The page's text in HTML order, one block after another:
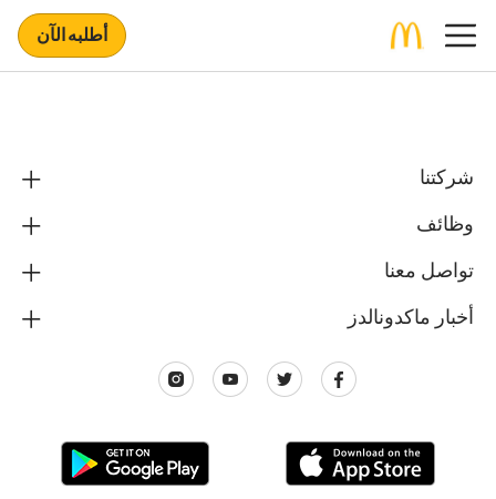
أطلبه الآن
شركتنا
وظائف
تواصل معنا
أخبار ماكدونالدز